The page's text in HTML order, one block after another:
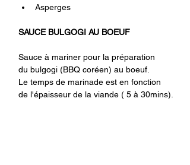
Asperges
SAUCE BULGOGI AU BOEUF
Sauce à mariner pour la préparation
du bulgogi (BBQ coréen) au boeuf.
Le temps de marinade est en fonction
de l'épaisseur de la viande ( 5 à 30mins).